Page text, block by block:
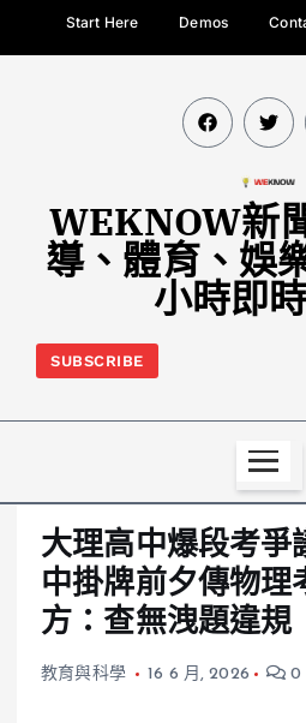
Start Here Demos
WEKNOW新
導、體育、娛
小時即
SUBSCRIBE
大理高中爆段考爭
中掛牌前夕傳物
方：查無洩題違規
教育與科學 16 6 月, 2026 0